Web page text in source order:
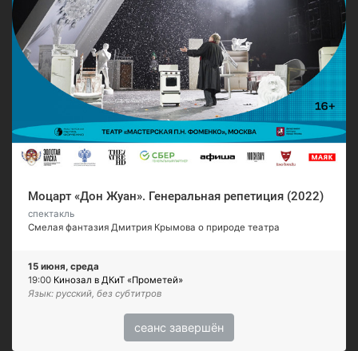
Моцарт «Дон Жуан». Генеральная репетиция (2022)
спектакль
Смелая фантазия Дмитрия Крымова о природе театра
15 июня, среда
19:00 Кинозал в ДКиТ «Прометей»
Язык: русский, без субтитров
сеанс завершён